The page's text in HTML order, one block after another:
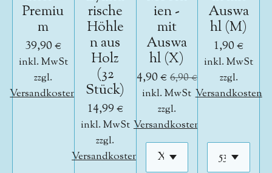
Premiu
m
39,90 €
inkl. MwSt
zzgl.
Versandkosten
rische
Höhle
n aus
Holz
(32
Stück)
14,99 €
inkl. MwSt
zzgl.
Versandkosten
ien -
mit
Auswa
hl (X)
4,90 € 6,90 €
inkl. MwSt
zzgl.
Versandkosten
Auswa
hl (M)
1,90 €
inkl. MwSt
zzgl.
Versandkosten